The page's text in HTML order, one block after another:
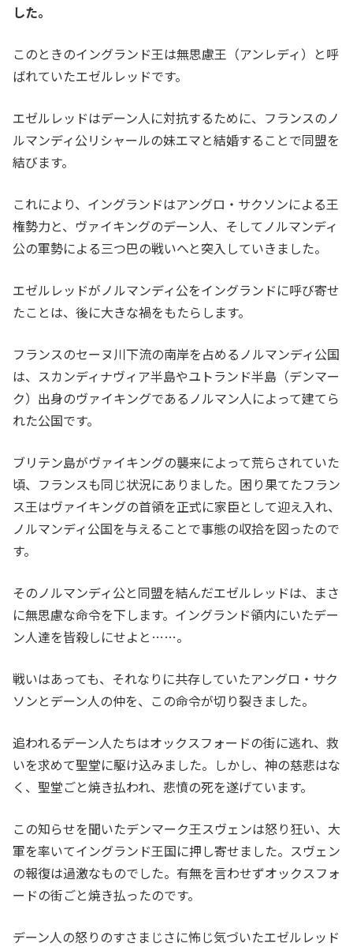
した。
このときのイングランド王は無思慮王（アンレディ）と呼
ばれていたエゼルレッドです。
エゼルレッドはデーン人に対抗するために、フランスのノ
ルマンディ公リシャールの妹エマと結婚することで同盟を
結びます。
これにより、イングランドはアングロ・サクソンによる王
権勢力と、ヴァイキングのデーン人、そしてノルマンディ
公の軍勢による三つ巴の戦いへと突入していきました。
エゼルレッドがノルマンディ公をイングランドに呼び寄せ
たことは、後に大きな禍をもたらします。
フランスのセーヌ川下流の南岸を占めるノルマンディ公国
は、スカンディナヴィア半島やユトランド半島（デンマー
ク）出身のヴァイキングであるノルマン人によって建てら
れた公国です。
ブリテン島がヴァイキングの襲来によって荒らされていた
頃、フランスも同じ状況にありました。困り果てたフラン
ス王はヴァイキングの首領を正式に家臣として迎え入れ、
ノルマンディ公国を与えることで事態の収拾を図ったので
す。
そのノルマンディ公と同盟を結んだエゼルレッドは、まさ
に無思慮な命令を下します。イングランド領内にいたデー
ン人達を皆殺しにせよと……。
戦いはあっても、それなりに共存していたアングロ・サク
ソンとデーン人の仲を、この命令が切り裂きました。
追われるデーン人たちはオックスフォードの街に逃れ、救
いを求めて聖堂に駆け込みました。しかし、神の慈悲はな
く、聖堂ごと焼き払われ、悲憤の死を遂げています。
この知らせを聞いたデンマーク王スヴェンは怒り狂い、大
軍を率いてイングランド王国に押し寄せました。スヴェン
の報復は過激なものでした。有無を言わせずオックスフォ
ードの街ごと焼き払ったのです。
デーン人の怒りのすさまじさに怖じ気づいたエゼルレッド